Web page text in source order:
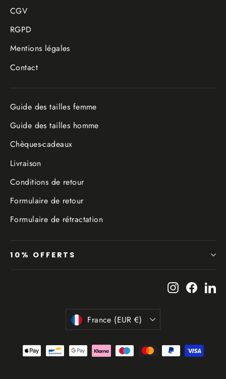
CGV
RGPD
Mentions légales
Contact
Guide des tailles femme
Guide des tailles homme
Chèques-cadeaux
Livraison
Conditions de retour
Formulaire de retour
Formulaire de rétractation
10% OFFERTS
Instagram
Devise
France (EUR €)